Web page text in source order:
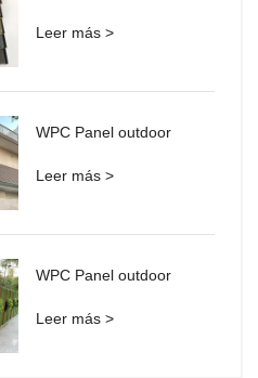
Leer más >
WPC Panel outdoor
Leer más >
WPC Panel outdoor
Leer más >